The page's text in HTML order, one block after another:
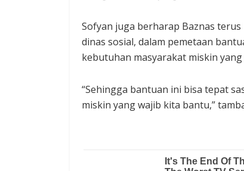
Sofyan juga berharap Baznas
dinas sosial, dalam pemetaan
kebutuhan masyarakat miskin
“Sehingga bantuan ini bisa tepat
miskin yang wajib kita bantu,”